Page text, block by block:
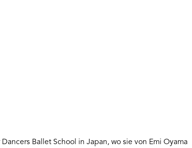
Ballet School in Japan, wo sie von Emi Oyama